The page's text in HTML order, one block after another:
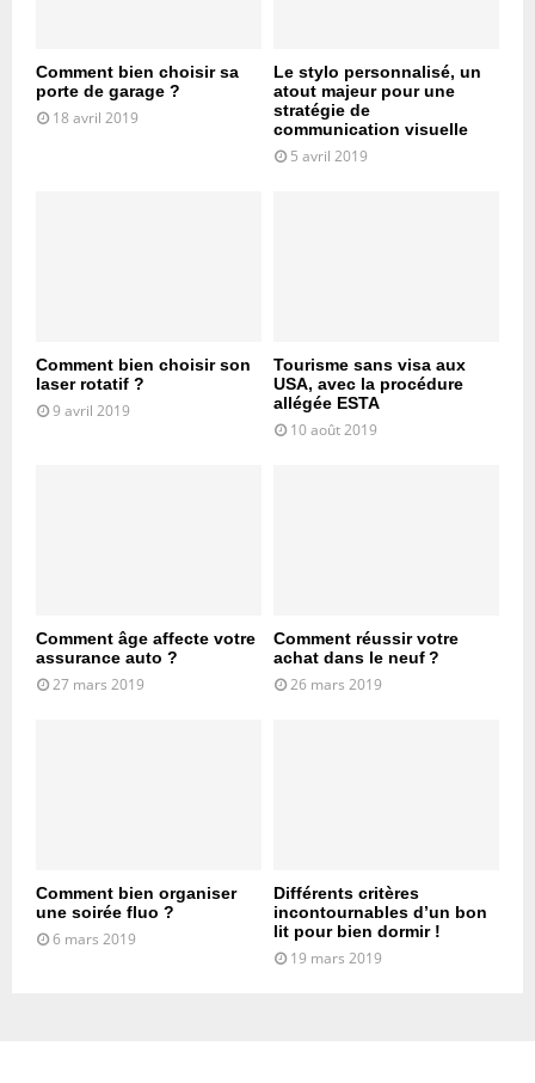
Comment bien choisir sa
porte de garage ?
18 avril 2019
Le stylo personnalisé, un
atout majeur pour une
stratégie de
communication visuelle
5 avril 2019
Comment bien choisir son
laser rotatif ?
9 avril 2019
Tourisme sans visa aux
USA, avec la procédure
allégée ESTA
10 août 2019
Comment âge affecte votre
assurance auto ?
27 mars 2019
Comment réussir votre
achat dans le neuf ?
26 mars 2019
Comment bien organiser
une soirée fluo ?
6 mars 2019
Différents critères
incontournables d’un bon
lit pour bien dormir !
19 mars 2019